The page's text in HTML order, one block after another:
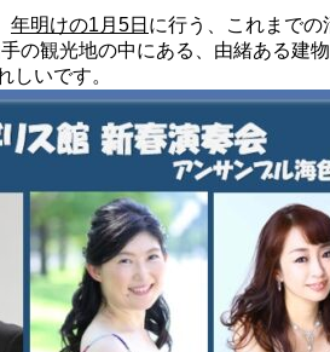
年明けの1月5日 に行う、これまでの
の観光地の中にある、由緒ある建
しいです。